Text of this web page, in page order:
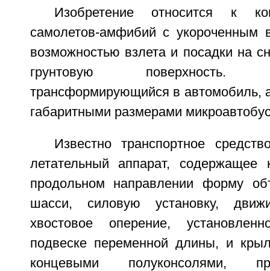
Изобретение относится к
самолетов-амфибий с укороченным
возможностью взлета и посадки на
грунтовую поверхность.
трансформирующийся в автомобиль,
габаритными размерами
Известно транспортное
летательный аппарат,
продольном направлении форму
шасси, силовую установку,
хвостовое оперение,
подвеске переменной длины, и
концевыми полуконсолями,